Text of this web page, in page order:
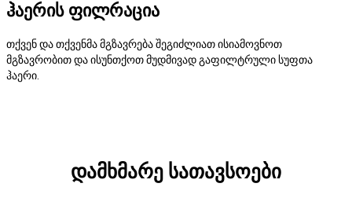
ჰაერის ფილრაცია
თქვენ და თქვენმა მგზავრება შეგიძლიათ ისიამოვნოთ
მგზავრობით და ისუნთქოთ მუდმივად გაფილტრული სუფთა
ჰაერი.
დამხმარე სათავსოები